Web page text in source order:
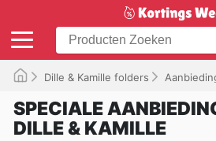
Dille & Kamille folders
SPECIALE
DILLE & KAMILLE